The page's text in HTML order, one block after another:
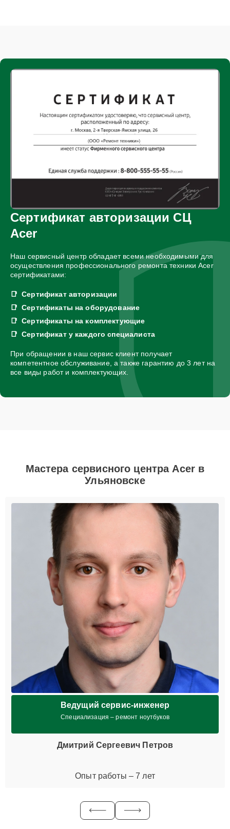
Сертификат авторизации СЦ
Acer
Наш сервисный центр обладает всеми необходимыми для
осуществления профессионального ремонта техники Acer
сертификатами:
Сертификат авторизации
Сертификаты на оборудование
Сертификаты на комплектующие
Сертификат у каждого специалиста
При обращении в наш сервис клиент получает
компетентное обслуживание, а также гарантию до 3 лет на
все виды работ и комплектующих.
Мастера сервисного центра Acer в
Ульяновске
Ведущий сервис-инженер
Специализация – ремонт ноутбуков
Дмитрий Сергеевич Петров
Опыт работы – 7 лет